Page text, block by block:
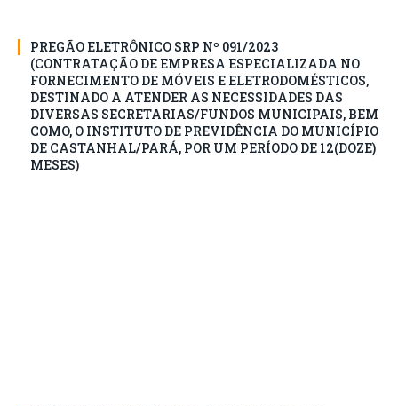
PREGÃO ELETRÔNICO SRP Nº 091/2023
(CONTRATAÇÃO DE EMPRESA ESPECIALIZADA NO
FORNECIMENTO DE MÓVEIS E ELETRODOMÉSTICOS,
DESTINADO A ATENDER AS NECESSIDADES DAS
DIVERSAS SECRETARIAS/FUNDOS MUNICIPAIS, BEM
COMO, O INSTITUTO DE PREVIDÊNCIA DO MUNICÍPIO
DE CASTANHAL/PARÁ, POR UM PERÍODO DE 12(DOZE)
MESES)